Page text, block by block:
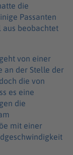
die
Passanten
aus beobachtet
von einer
an der Stelle der
die von
es eine
die
mit einer